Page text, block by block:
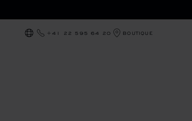
LOKALISIERUNG (LAND ÄNDERN)
+41 22 595 64 20 BOUTIQUE